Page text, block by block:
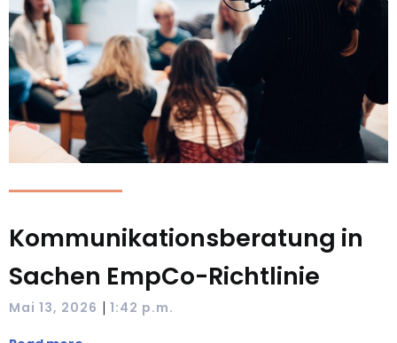
Kommunikationsberatung in
Sachen EmpCo-Richtlinie
Mai 13, 2026 | 1:42 p.m.